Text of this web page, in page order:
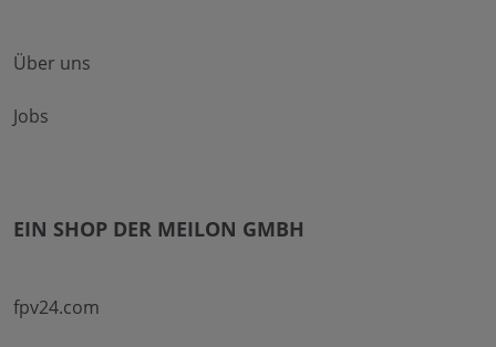
Über uns
Jobs
EIN SHOP DER MEILON GMBH
fpv24.com